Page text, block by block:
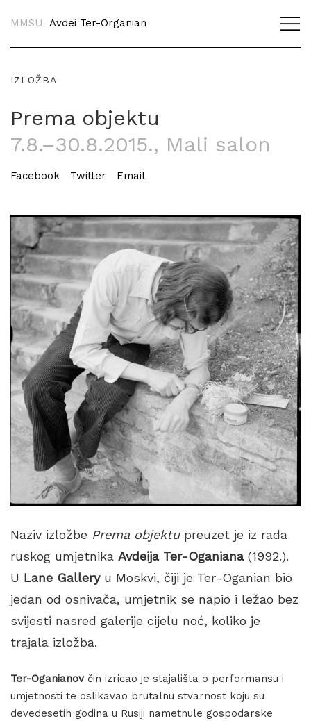
MMSU Avdei Ter-Organian
IZLOŽBA
Prema objektu
7.8.–30.8.2015., Mali salon
Facebook Twitter Email
Naziv izložbe Prema objektupreuzet je iz rada
ruskog umjetnika Avdeija Ter-Oganiana(1992.).
U Lane Galleryu Moskvi, čiji je Ter-Oganian bio
jedan od osnivača, umjetnik se napio i ležao bez
svijesti nasred galerije cijelu noć, koliko je
trajala izložba.
Ter-Oganianovčin izricao je stajališta o performansu i
umjetnosti te oslikavao brutalnu stvarnost koju su
devedesetih godina u Rusiji nametnule gospodarske